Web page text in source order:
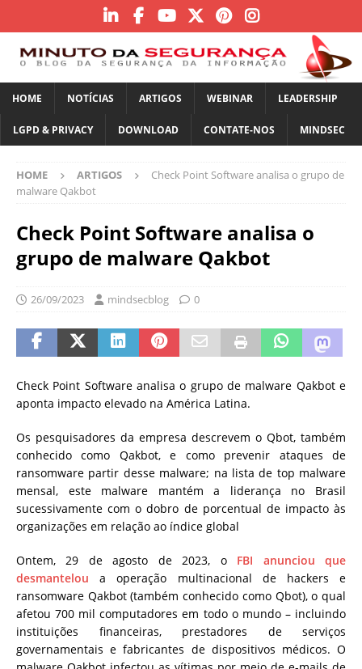
HOME NOTÍCIAS ARTIGOS WEBINAR LEADERSHIP
LGPD & PRIVACY DOWNLOAD CONTATE-NOS MINDSEC
HOME ARTIGOS
Check Point Software analisa o grupo de
malware Qakbot
Check Point Software analisa o
grupo de malware Qakbot
26/09/2023 mindsecblog 0
Check Point Software analisa o grupo de malware Qakbot e
aponta impacto elevado na América Latina.
Os pesquisadores da empresa descrevem o Qbot, também
conhecido como Qakbot, e como prevenir ataques de
ransomware partir desse malware; na lista de top malware
mensal, este malware mantém a liderança no Brasil
sucessivamente com o dobro de porcentual de impacto às
organizações em relação ao índice global
Ontem, 29 de agosto de 2023, o FBI anunciou que
desmantelou a operação multinacional de hackers e
ransomware Qakbot (também conhecido como Qbot), o qual
afetou 700 mil computadores em todo o mundo – incluindo
instituições financeiras, prestadores de serviços
governamentais e fabricantes de dispositivos médicos. O